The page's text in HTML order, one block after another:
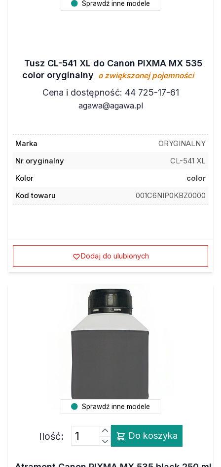
Sprawdź inne modele
Tusz CL-541 XL do Canon PIXMA MX 535
color oryginalny o zwiększonej pojemności
Cena i dostępność: 44 725-17-61
agawa@agawa.pl
Marka
ORYGINALNY
Nr oryginalny
CL-541 XL
Kolor
color
Kod towaru
001C6NIP0KBZ0000
Dodaj do ulubionych
Sprawdź inne modele
Ilość: Do koszyka